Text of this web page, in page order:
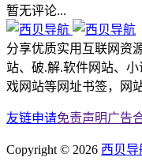
暂无评论...
分享优质实用互联网资
站、破.解.软件网站、
戏网站等网址书签，网
友链申请免责声明广告
Copyright © 2026 西贝导